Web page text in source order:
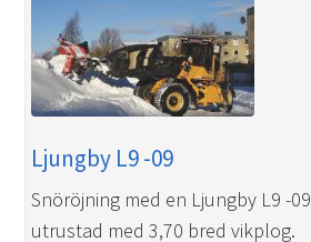
Ljungby L9 -09
Snöröjning med en Ljungby L9 -09
utrustad med 3,70 bred vikplog.